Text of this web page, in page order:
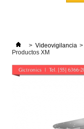
> Videovigilancia >
Productos XM